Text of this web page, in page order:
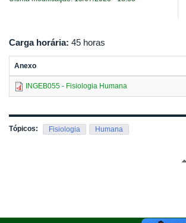
Carga horária: 45 horas
Anexo
INGEB055 - Fisiologia Humana
Tópicos: Fisiologia Humana